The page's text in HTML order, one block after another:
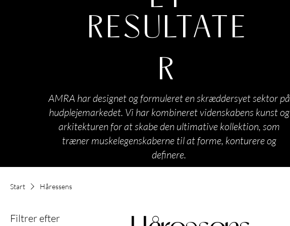
RESULTATE
R
AMRA har designet og formuleret en skræddersyet sektor på
hudplejemarkedet. Vi har kombineret videnskabens kunst og
arkitekturen for at skabe den ultimative kollektion, som
træner muskelegenskaberne til at forme, konturere og
definere.
Start Håressens
Filtrer efter